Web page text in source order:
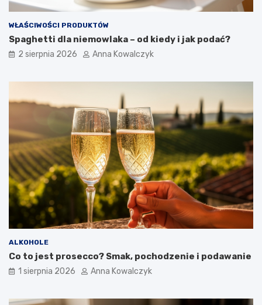
WŁAŚCIWOŚCI PRODUKTÓW
Spaghetti dla niemowlaka – od kiedy i jak podać?
2 sierpnia 2026 Anna Kowalczyk
ALKOHOLE
Co to jest prosecco? Smak, pochodzenie i podawanie
1 sierpnia 2026 Anna Kowalczyk